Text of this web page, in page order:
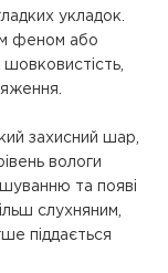
укладок.
феном або
захисний шар,
вологи
та появі
слухняним,
піддається